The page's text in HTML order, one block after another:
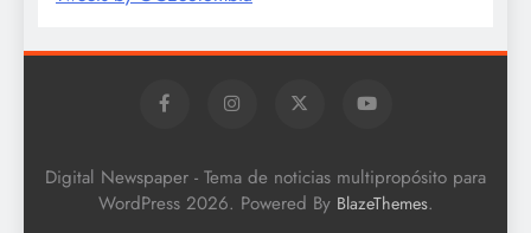
Digital Newspaper - Tema de noticias multipropósito para
WordPress 2026. Powered By BlazeThemes.